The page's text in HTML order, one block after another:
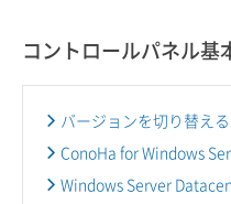
コントロールパネル基
バージョンを切り替える
ConoHa for Windows
Windows Server